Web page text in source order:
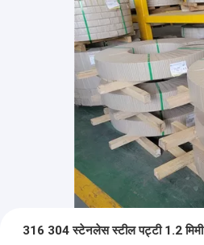
316 304 स्टेनलेस स्टील पट्टी 1.2 मिमी